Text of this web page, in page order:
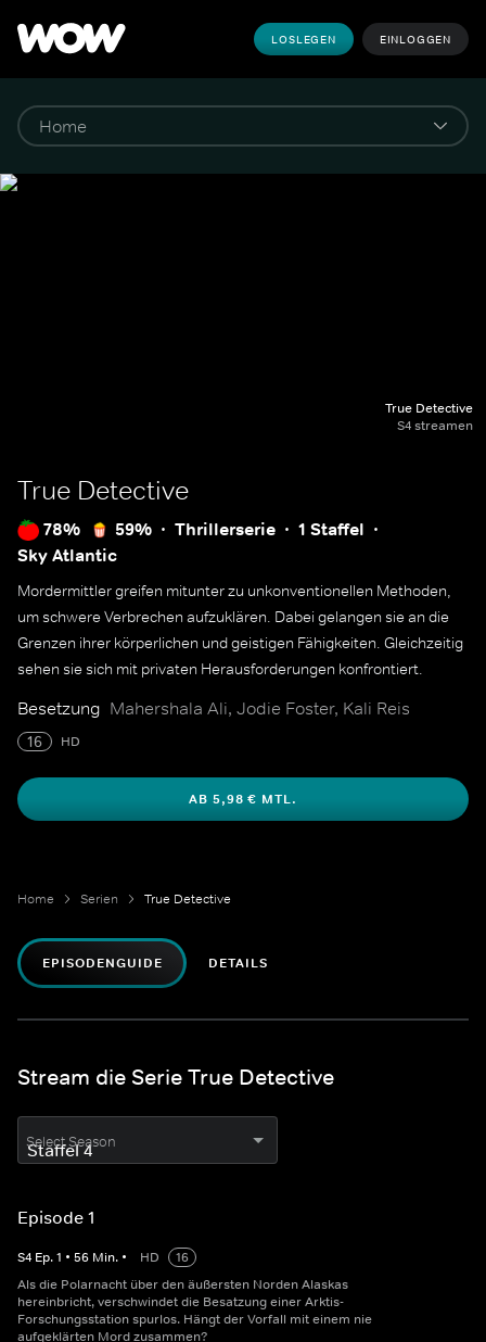
LOSLEGEN EINLOGGEN
True Detective
S4 streamen
True Detective
78% 59% Thrillerserie
1 Staffel
Sky Atlantic
Mordermittler greifen mitunter zu unkonventionellen Methoden,
um schwere Verbrechen aufzuklären. Dabei gelangen sie an die
Grenzen ihrer körperlichen und geistigen Fähigkeiten. Gleichzeitig
sehen sie sich mit privaten Herausforderungen konfrontiert.
Besetzung Mahershala Ali, Jodie Foster, Kali Reis
16 HD
AB 5,98 € MTL.
Home Serien True Detective
EPISODENGUIDE DETAILS
Stream die Serie True Detective
Select Season
Episode 1
S4 Ep.1 • 56 Min. • HD
16
Als die Polarnacht über den äußersten Norden Alaskas
hereinbricht, verschwindet die Besatzung einer Arktis-
Forschungsstation spurlos. Hängt der Vorfall mit einem nie
aufgeklärten Mord zusammen?